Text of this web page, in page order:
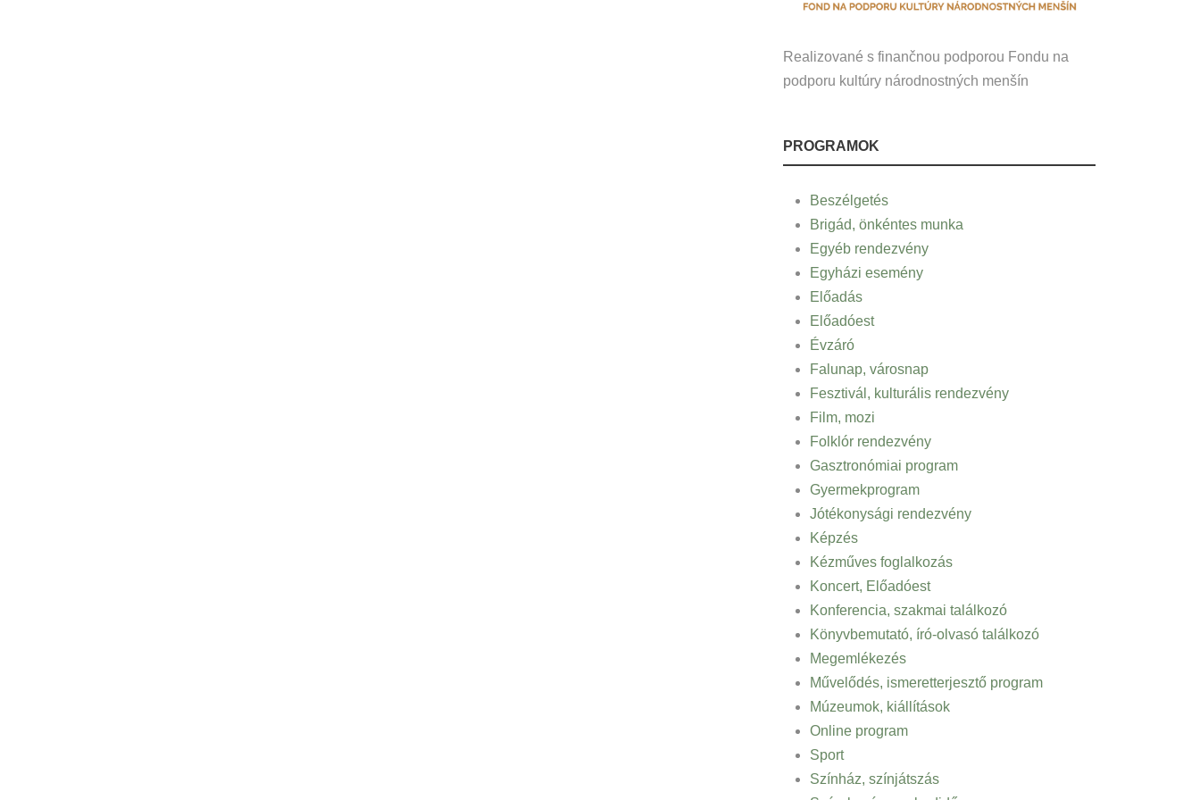
Realizované s finančnou podporou Fondu na
podporu kultúry národnostných menšín
PROGRAMOK
Beszélgetés
Brigád, önkéntes munka
Egyéb rendezvény
Egyházi esemény
Előadás
Előadóest
Évzáró
Falunap, városnap
Fesztivál, kulturális rendezvény
Film, mozi
Folklór rendezvény
Gasztronómiai program
Gyermekprogram
Jótékonysági rendezvény
Képzés
Kézműves foglalkozás
Koncert, Előadóest
Konferencia, szakmai találkozó
Könyvbemutató, író-olvasó találkozó
Megemlékezés
Művelődés, ismeretterjesztő program
Múzeumok, kiállítások
Online program
Sport
Színház, színjátszás